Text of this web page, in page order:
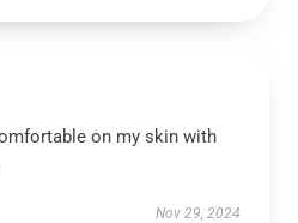
on my skin with
Nov 29, 2024